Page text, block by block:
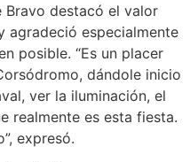
Bravo destacó el valor
agradeció especialmente
posible. “Es un placer
dándole inicio
ver la iluminación, el
realmente es esta fiesta.
expresó.